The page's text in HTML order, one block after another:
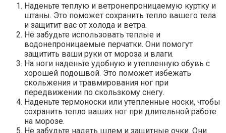
Наденьте теплую и ветронепроницаемую куртку и
штаны. Это поможет сохранить тепло вашего тела
и защитит вас от холода и ветра.
Не забудьте использовать теплые и
водонепроницаемые перчатки. Они помогут
защитить ваши руки от мороза и влаги.
На ноги наденьте удобную и утепленную обувь с
хорошей подошвой. Это поможет избежать
скольжения и травмирования ног при
передвижении по скользкому снегу.
Наденьте термоноски или утепленные носки, чтобы
сохранить тепло ваших ног при длительной работе
на морозе.
Не забудьте надеть шлем и защитные очки. Они